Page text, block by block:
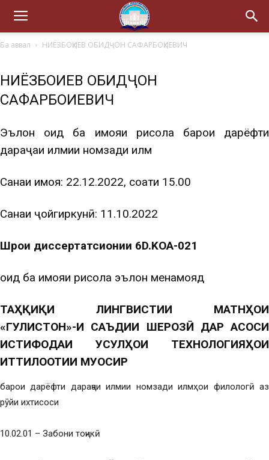
Ба аввал НИЁЗБОҚИЕВ ОБИДҶОН САФАРБОҚИЕВИЧ
НИЁЗБОҚИЕВ ОБИДҶОН
САФАРБОҚИЕВИЧ
Эълон оид ба ҳимояи рисола барои дарёфти
дараҷаи илмии номзади илм
Санаи ҳимоя: 22.12.2022, соати 15.00
Санаи ҷойгиркунӣ: 11.10.2022
Шӯрои диссертатсионии 6D.KOA-021
оид ба ҳимояи рисола эълон менамояд
ТАҲҚИҚИ ЛИНГВИСТИИ МАТНҲОИ
«ГУЛИСТОН»-И САЪДИИ ШЕРОЗӢ ДАР АСОСИ
ИСТИФОДАИ УСУЛҲОИ ТЕХНОЛОГИЯҲОИ
ИТТИЛООТИИ МУОСИР
барои дарёфти дараҷаи илмии номзади илмҳои филологӣ аз
рӯйи ихтисоси
10.02.01 – Забони тоҷикӣ